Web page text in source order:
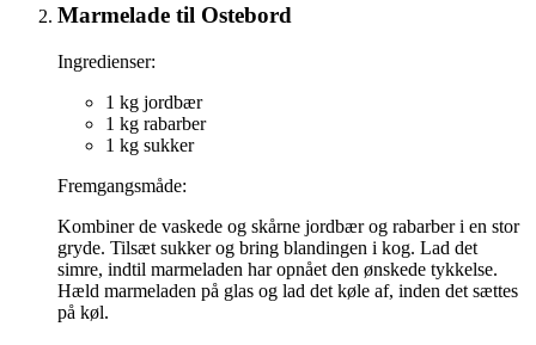
Marmelade til Ostebord
Ingredienser:
1 kg jordbær
1 kg rabarber
1 kg sukker
Fremgangsmåde:
Kombiner de vaskede og skårne jordbær og rabarber i en stor
gryde. Tilsæt sukker og bring blandingen i kog. Lad det
simre, indtil marmeladen har opnået den ønskede tykkelse.
Hæld marmeladen på glas og lad det køle af, inden det sættes
på køl.